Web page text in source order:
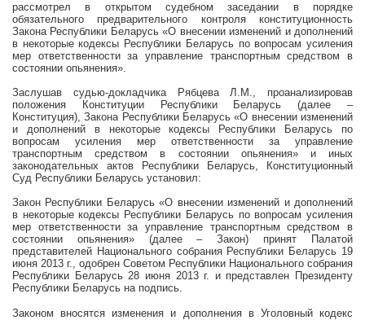
рассмотрел в открытом судебном заседании в порядке
обязательного предварительного контроля конституционность
Закона Республики Беларусь «О внесении изменений и дополнений
в некоторые кодексы Республики Беларусь по вопросам усиления
мер ответственности за управление транспортным средством в
состоянии опьянения».
Заслушав судью-докладчика Рябцева Л.М., проанализировав
положения Конституции Республики Беларусь (далее –
Конституция), Закона Республики Беларусь «О внесении изменений
и дополнений в некоторые кодексы Республики Беларусь по
вопросам усиления мер ответственности за управление
транспортным средством в состоянии опьянения» и иных
законодательных актов Республики Беларусь, Конституционный
Суд Республики Беларусь установил:
Закон Республики Беларусь «О внесении изменений и дополнений
в некоторые кодексы Республики Беларусь по вопросам усиления
мер ответственности за управление транспортным средством в
состоянии опьянения» (далее – Закон) принят Палатой
представителей Национального собрания Республики Беларусь 19
июня 2013 г., одобрен Советом Республики Национального собрания
Республики Беларусь 28 июня 2013 г. и представлен Президенту
Республики Беларусь на подпись.
Законом вносятся изменения и дополнения в Уголовный кодекс